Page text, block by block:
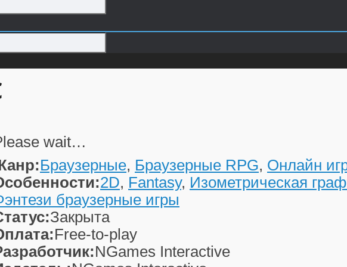
wait…
Браузерные, Браузерные RPG, Онлайн
2D, Fantasy, Изометрическая
браузерные игры
Закрыта
Free-to-play
NGames Interactive